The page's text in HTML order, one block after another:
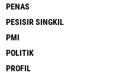
PENAS
PESISIR SINGKIL
PMI
POLITIK
PROFIL